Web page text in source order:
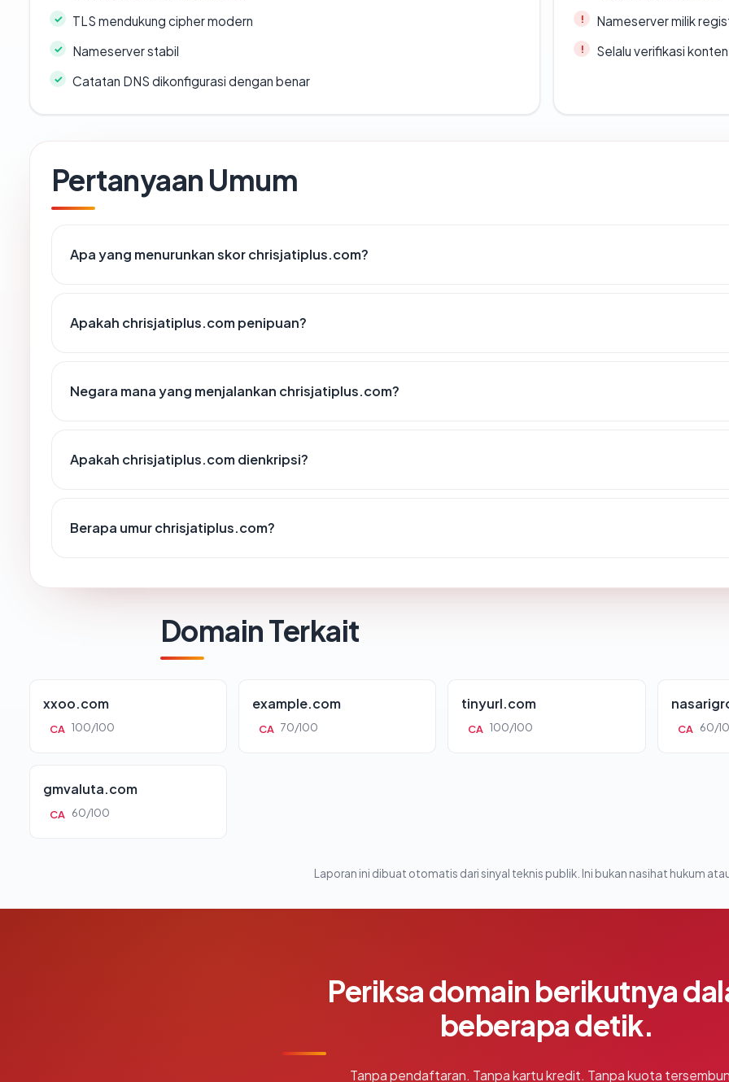
TLS mendukung cipher modern
Nameserver stabil
Catatan DNS dikonfigurasi dengan benar
Nameserver milik
Selalu verifikasi
Pertanyaan Umum
Apa yang menurunkan skor chrisjatiplus.com?
Apakah chrisjatiplus.com penipuan?
Negara mana yang menjalankan chrisjatiplus.com?
Apakah chrisjatiplus.com dienkripsi?
Berapa umur chrisjatiplus.com?
Domain Terkait
xxoo.com
CA 100/100
example.com
CA 70/100
tinyurl.com
CA 100/100 CA 60/
gmvaluta.com
CA 60/100
Laporan ini dibuat otomatis dari sinyal teknis publik. Ini bukan nasihat hukum
Periksa domain berikutnya
beberapa detik.
Tanpa pendaftaran. Tanpa kartu kredit. Tanpa kuota